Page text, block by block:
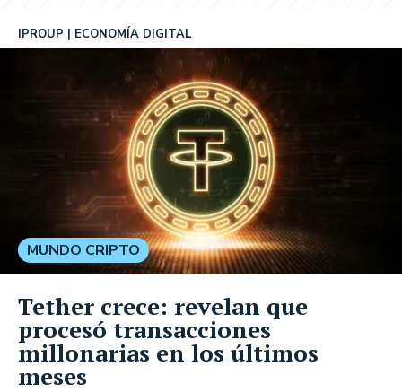
IPROUP ECONOMÍA DIGITAL
MUNDO CRIPTO
Tether crece: revelan que
procesó transacciones
millonarias en los últimos
meses